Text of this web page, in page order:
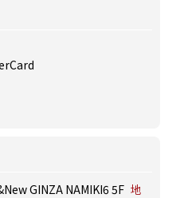
GINZA NAMIKI6 5F 地